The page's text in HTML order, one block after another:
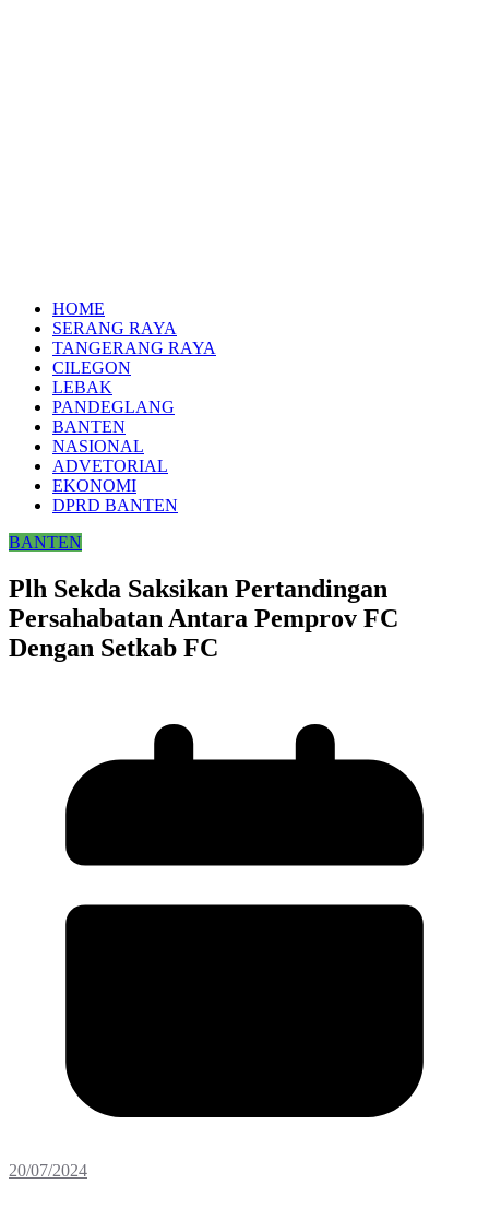
HOME
SERANG RAYA
TANGERANG RAYA
CILEGON
LEBAK
PANDEGLANG
BANTEN
NASIONAL
ADVETORIAL
EKONOMI
DPRD BANTEN
BANTEN
Plh Sekda Saksikan Pertandingan
Persahabatan Antara Pemprov FC
Dengan Setkab FC
20/07/2024